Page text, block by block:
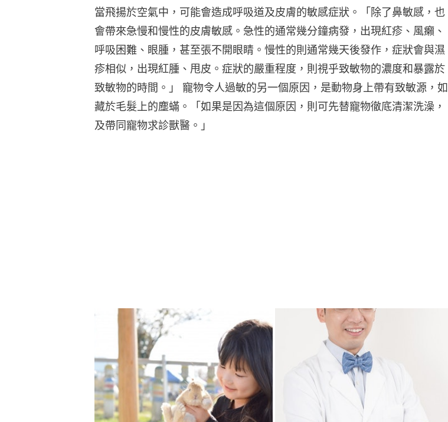
當飛揚於空氣中，可能會造成呼吸道及皮膚的敏感症狀。「除了鼻敏感，也
會帶來急慢和慢性的皮膚敏感。急性的通常幾分鐘病發，出現紅疹、風癩、
呼吸困難、眼腫，甚至張不開眼睛。慢性的則通常幾天後發作，症狀會與濕
疹相似，出現紅腫、甩皮。症狀的嚴重程度，則視乎致敏物的濃度和暴露於
致敏物的時間。」 寵物令人過敏的另一個原因，是動物身上帶有致敏源，如
藏於毛髮上的塵蟎。「如果是因為這個原因，則可先替寵物徹底清潔洗澡，
及帶同寵物求診獸醫。」